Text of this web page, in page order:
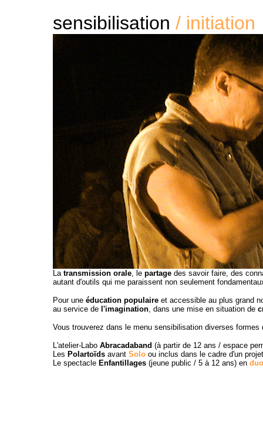
sensibilisation / initiation
La transmission orale, le partage des savoir faire, des
autant d'outils qui me paraissent non seulement
Pour une éducation populaire et accessible au plus grand
au service de l'imagination, dans une mise en situation de
Vous trouverez dans le menu sensibilisation diverses
L'atelier-Labo Abracadaband (à partir de 12 ans / espace
Les Polartoïds avant Solo ou inclus dans le cadre d'un
Le spectacle Enfantillages (jeune public / 5 à 12 ans) en duo